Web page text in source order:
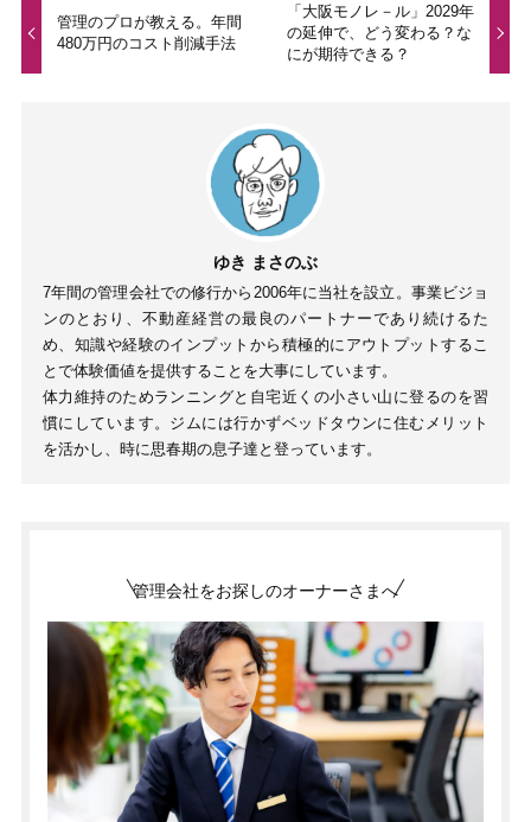
管理のプロが教える。年間
480万円のコスト削減手法
「大阪モノレ－ル」2029年
の延伸で、どう変わる？な
にが期待できる？
ゆき まさのぶ
7年間の管理会社での修行から2006年に当社を設立。事業ビジョ
ンのとおり、不動産経営の最良のパートナーであり続けるた
め、知識や経験のインプットから積極的にアウトプットするこ
とで体験価値を提供することを大事にしています。
体力維持のためランニングと自宅近くの小さい山に登るのを習
慣にしています。ジムには行かずベッドタウンに住むメリット
を活かし、時に思春期の息子達と登っています。
管理会社をお探しのオーナーさまへ